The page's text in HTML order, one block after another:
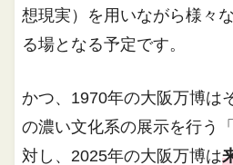
想現実）を用いながら様々
る場となる予定です。
かつ、1970年の大阪万博は
の濃い文化系の展示を行う
対し、2025年の大阪万博は